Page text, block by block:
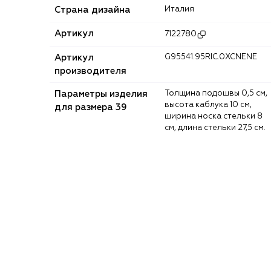
Страна дизайна Италия
Артикул 7122780
Артикул
производителя
G95541.95RIC.0XCNENE
Параметры изделия
для размера 39
высота каблука 10 см,
ширина носка стельки 8
см, длина стельки 27,5 см.